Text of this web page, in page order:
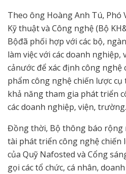
Theo ông Hoàng Anh Tú, Phó
Kỹ thuật và Công nghệ (Bộ
Bộđã phối hợp với các bộ,
làm việc với các doanh
cảnước để xác định công nghệ
phẩm công nghệ chiến lược
khả năng tham gia phát triển
các doanh nghiệp, viện, trường.
Đồng thời, Bộ thông báo rộng
tài phát triển công nghệ
của Quỹ Nafosted và Cổng
gọi các tổ chức, cá nhân,